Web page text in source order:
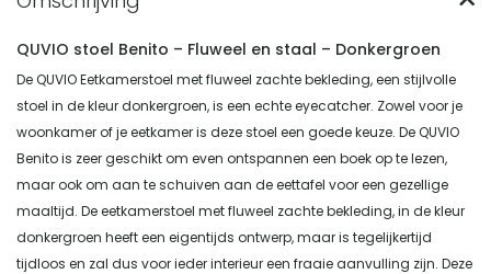
QUVIO stoel Benito – Fluweel en staal – Donkergroen
De QUVIO Eetkamerstoel met fluweel zachte bekleding, een stijlvolle
stoel in de kleur donkergroen, is een echte eyecatcher. Zowel voor je
woonkamer of je eetkamer is deze stoel een goede keuze. De QUVIO
Benito is zeer geschikt om even ontspannen een boek op te lezen,
maar ook om aan te schuiven aan de eettafel voor een gezellige
maaltijd. De eetkamerstoel met fluweel zachte bekleding, in de kleur
donkergroen heeft een eigentijds ontwerp, maar is tegelijkertijd
tijdloos en zal dus voor ieder interieur een fraaie aanvulling zijn. Deze